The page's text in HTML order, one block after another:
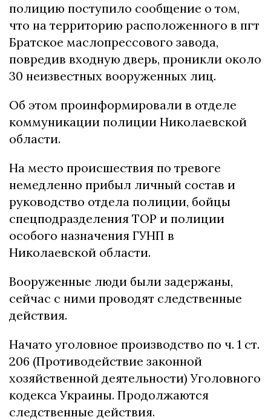
полицию поступило сообщение о том,
что на территорию расположенного в пгт
Братское маслопрессового завода,
повредив входную дверь, проникли около
30 неизвестных вооруженных лиц.
Об этом проинформировали в отделе
коммуникации полиции Николаевской
области.
На место происшествия по тревоге
немедленно прибыл личный состав и
руководство отдела полиции, бойцы
спецподразделения ТОР и полиции
особого назначения ГУНП в
Николаевской области.
Вооруженные люди были задержаны,
сейчас с ними проводят следственные
действия.
Начато уголовное производство по ч. 1 ст.
206 (Противодействие законной
хозяйственной деятельности) Уголовного
кодекса Украины. Продолжаются
следственные действия.